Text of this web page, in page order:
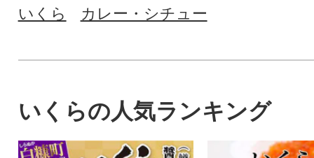
いくら カレー・シチュー
いくらの人気ランキング